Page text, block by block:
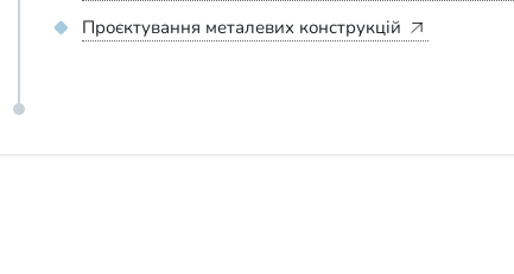
Проєктування металевих конструкцій